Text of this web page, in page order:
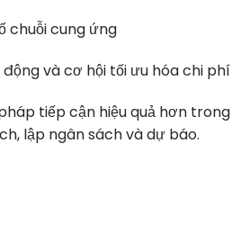
chuỗi cung ứng
và cơ hội tối ưu hóa chi phí
tiếp cận hiệu quả hơn trong
lập ngân sách và dự báo.